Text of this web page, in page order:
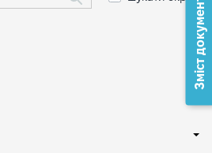
Зміст документа